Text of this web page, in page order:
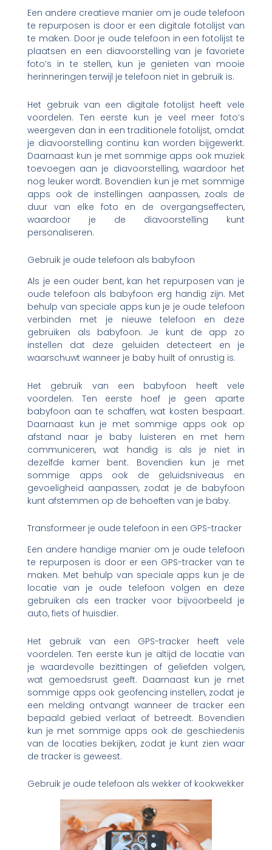
Een andere creatieve manier om je oude telefoon
te repurposen is door er een digitale fotolijst van
te maken. Door je oude telefoon in een fotolijst te
plaatsen en een diavoorstelling van je favoriete
foto’s in te stellen, kun je genieten van mooie
herinneringen terwijl je telefoon niet in gebruik is.
Het gebruik van een digitale fotolijst heeft vele
voordelen. Ten eerste kun je veel meer foto’s
weergeven dan in een traditionele fotolijst, omdat
je diavoorstelling continu kan worden bijgewerkt.
Daarnaast kun je met sommige apps ook muziek
toevoegen aan je diavoorstelling, waardoor het
nog leuker wordt. Bovendien kun je met sommige
apps ook de instellingen aanpassen, zoals de
duur van elke foto en de overgangseffecten,
waardoor je de diavoorstelling kunt
personaliseren.
Gebruik je oude telefoon als babyfoon
Als je een ouder bent, kan het repurposen van je
oude telefoon als babyfoon erg handig zijn. Met
behulp van speciale apps kun je je oude telefoon
verbinden met je nieuwe telefoon en deze
gebruiken als babyfoon. Je kunt de app zo
instellen dat deze geluiden detecteert en je
waarschuwt wanneer je baby huilt of onrustig is.
Het gebruik van een babyfoon heeft vele
voordelen. Ten eerste hoef je geen aparte
babyfoon aan te schaffen, wat kosten bespaart.
Daarnaast kun je met sommige apps ook op
afstand naar je baby luisteren en met hem
communiceren, wat handig is als je niet in
dezelfde kamer bent. Bovendien kun je met
sommige apps ook de geluidsniveaus en
gevoeligheid aanpassen, zodat je de babyfoon
kunt afstemmen op de behoeften van je baby.
Transformeer je oude telefoon in een GPS-tracker
Een andere handige manier om je oude telefoon
te repurposen is door er een GPS-tracker van te
maken. Met behulp van speciale apps kun je de
locatie van je oude telefoon volgen en deze
gebruiken als een tracker voor bijvoorbeeld je
auto, fiets of huisdier.
Het gebruik van een GPS-tracker heeft vele
voordelen. Ten eerste kun je altijd de locatie van
je waardevolle bezittingen of geliefden volgen,
wat gemoedsrust geeft. Daarnaast kun je met
sommige apps ook geofencing instellen, zodat je
een melding ontvangt wanneer de tracker een
bepaald gebied verlaat of betreedt. Bovendien
kun je met sommige apps ook de geschiedenis
van de locaties bekijken, zodat je kunt zien waar
de tracker is geweest.
Gebruik je oude telefoon als wekker of kookwekker